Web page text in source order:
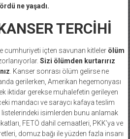
ne yaşadı.
TERCİHİ
cumhuriyeti içten savunan kitleler ölüm
Sizi ölümden kurtarırız
. Kanser sonrası ölüm gelirse ne
gerilerken, Amerikan hegemonyası
iktidar gerekse muhalefetin gerileyen
mandacı ve saraycı kafaya teslim
isimlerden bunu anlamak
FETÖ dahil cemaatleri, PKK’ya ve
domuz bağı ile yüzden fazla insanı